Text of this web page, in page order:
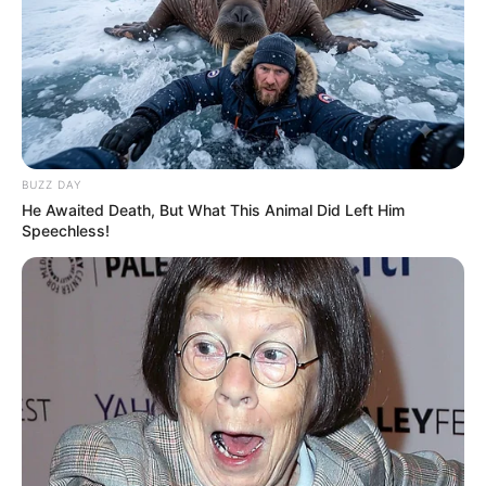
MEILLEURES OFFRES DE LA SEMAINE !
Analyse du Spécial Tocard du Jour HOUSTON
DE CUIGNY (3) : un trotteur expérimenté qui
vise encore une place
BUZZ DAY
He Awaited Death, But What This Animal Did Left Him
Speechless!